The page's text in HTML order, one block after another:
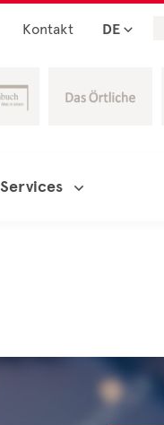
Kontakt DE
Services